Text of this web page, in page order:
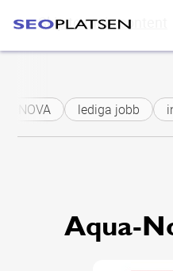
Skip to main content
NOVA lediga jobb
Aqua-